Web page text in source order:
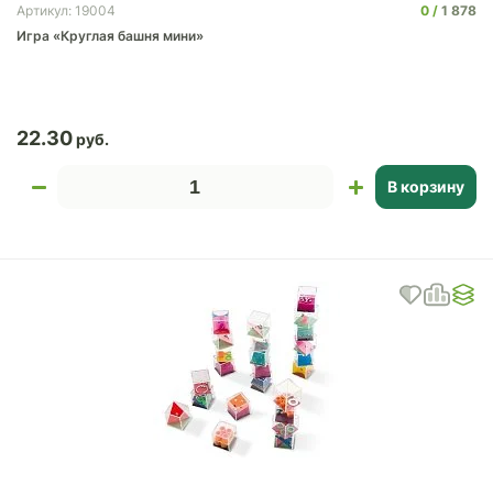
Артикул: 19004 0
1 878
Игра «Круглая башня мини»
22.30
В корзину